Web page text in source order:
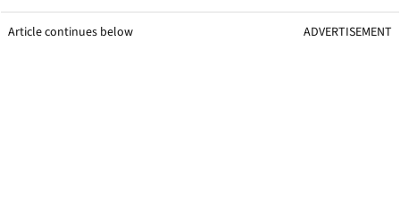
Article continues below ADVERTISEMENT